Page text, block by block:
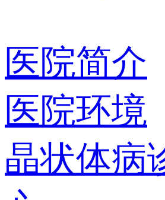
医院简介
医院环境
晶状体病